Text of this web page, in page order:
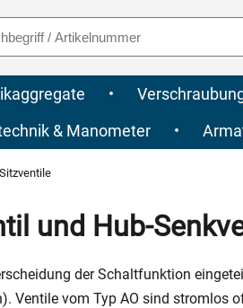
•
& Manometer •
Sitzventile
und Hub-
der Schaltfunktion
Ventile vom Typ AO sind stromlos